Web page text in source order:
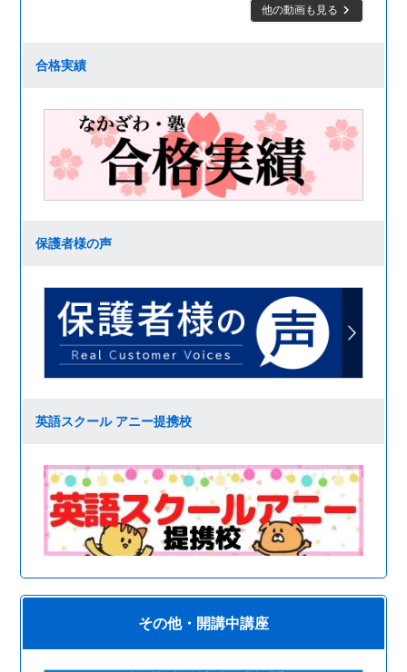
他の動画も見る keyboard_arrow_right
合格実績
保護者様の声
英語スクール アニー提携校
その他・開講中講座